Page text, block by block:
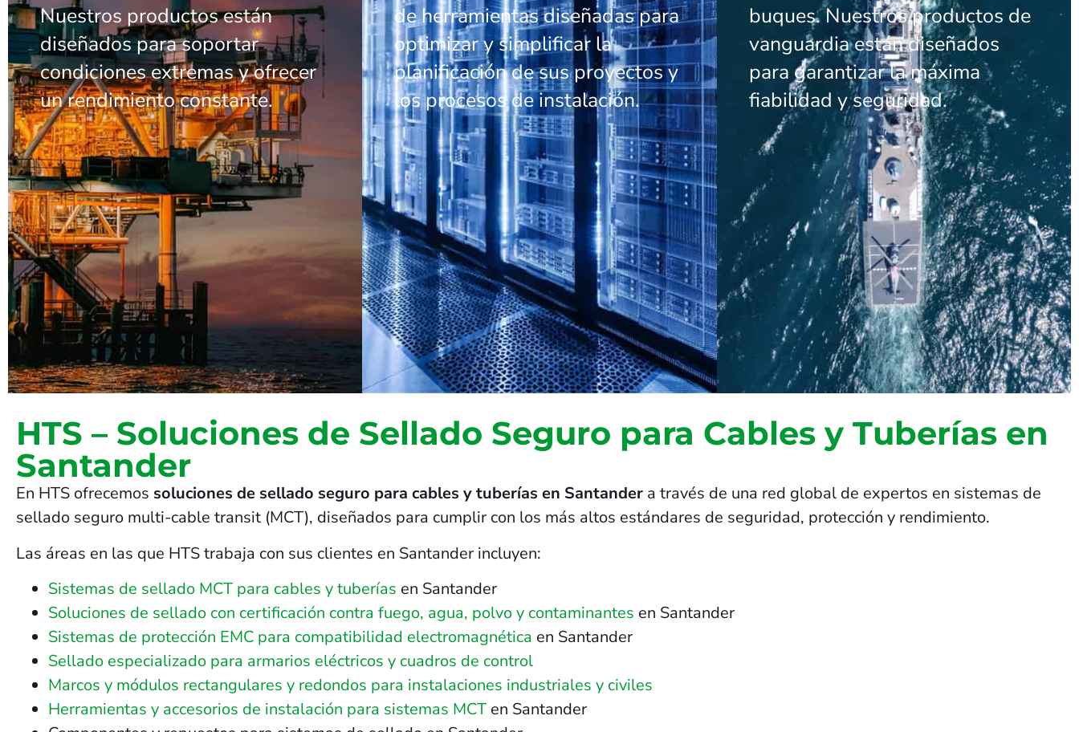
Nuestros productos están
diseñados para soportar
condiciones extremas y ofrecer
un rendimiento constante.
de herramientas diseñadas para
optimizar y simplificar la
planificación de sus proyectos y
los procesos de instalación.
buques. Nuestros productos de
vanguardia están diseñados
para garantizar la máxima
fiabilidad y seguridad.
HTS – Soluciones de Sellado Seguro para Cables y Tuberías en
Santander
En HTS ofrecemos soluciones de sellado seguro para cables y tuberías en Santander a través de una red global de expertos en sistemas de
sellado seguro multi-cable transit (MCT), diseñados para cumplir con los más altos estándares de seguridad, protección y rendimiento.
Las áreas en las que HTS trabaja con sus clientes en Santander incluyen:
Sistemas de sellado MCT para cables y tuberías en Santander
Soluciones de sellado con certificación contra fuego, agua, polvo y contaminantes en Santander
Sistemas de protección EMC para compatibilidad electromagnética en Santander
Sellado especializado para armarios eléctricos y cuadros de control
Marcos y módulos rectangulares y redondos para instalaciones industriales y civiles
Herramientas y accesorios de instalación para sistemas MCT en Santander